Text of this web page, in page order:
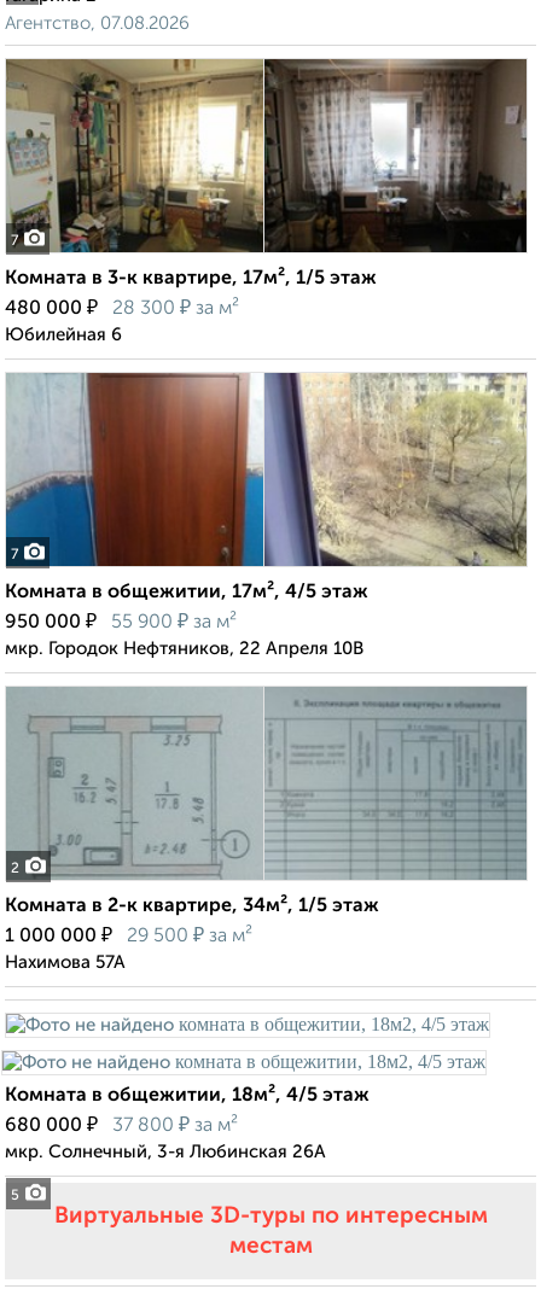
Агентство, 07.08.2026
7
Комната в 3-к квартире, 17м², 1/5 этаж
480 000 ₽ 28 300 ₽ за м²
Юбилейная 6
7
Комната в общежитии, 17м², 4/5 этаж
950 000 ₽ 55 900 ₽ за м²
мкр. Городок Нефтяников, 22 Апреля 10В
2
Комната в 2-к квартире, 34м², 1/5 этаж
1 000 000 ₽ 29 500 ₽ за м²
Нахимова 57А
5
Комната в общежитии, 18м², 4/5 этаж
680 000 ₽ 37 800 ₽ за м²
мкр. Солнечный, 3-я Любинская 26А
Виртуальные 3D-туры по интересным
местам